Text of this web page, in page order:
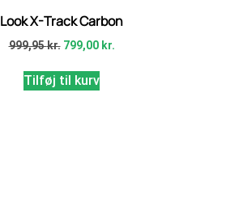
Look X-Track Carbon
999,95kr. 799,00 kr.
Tilføj til kurv